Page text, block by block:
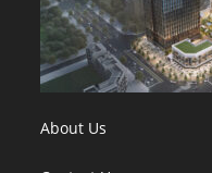
About Us